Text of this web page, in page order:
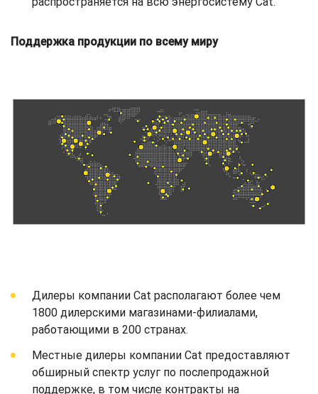
Поддержка продукции по всему миру
Дилеры компании Cat располагают более чем
1800 дилерскими магазинами-филиалами,
работающими в 200 странах.
Местные дилеры компании Cat предоставляют
обширный спектр услуг по послепродажной
поддержке, в том числе контракты на